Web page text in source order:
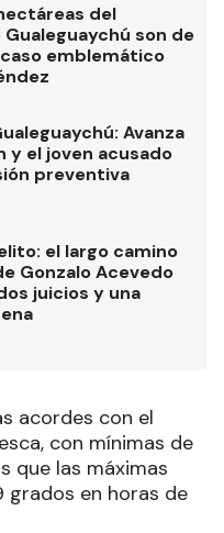
del
son de
emblemático
Avanza
y el joven acusado
preventiva
el largo camino
Gonzalo Acevedo
juicios y una
acordes con el
con mínimas de
que las máximas
grados en horas de